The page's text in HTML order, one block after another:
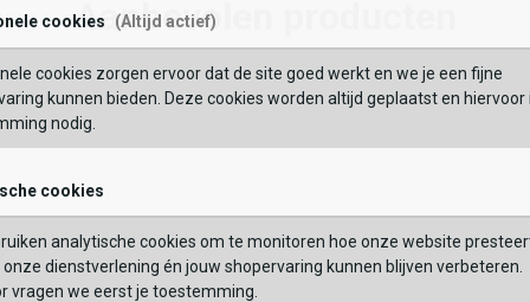
AAN WINKELTAS
op postcode of gebruik jouw locatie om de voorraad in een van onze
te bekijken.
Aanbevolen producten
Wishlist
Wishlist
BEKIJK
Vaak samen gekocht met
cookies (Altijd actief)
cookies zorgen ervoor dat de site goed werkt en we je een fijne
kunnen bieden. Deze cookies worden altijd geplaatst en hiervoor
nodig.
cookies
analytische cookies om te monitoren hoe onze website
onze dienstverlening én jouw shopervaring kunnen blijven verbeteren.
vragen we eerst je toestemming.